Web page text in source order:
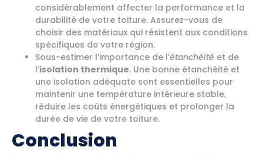
considérablement affecter la performance et la
durabilité de votre toiture. Assurez-vous de
choisir des matériaux qui résistent aux conditions
spécifiques de votre région.
Sous-estimer l’importance de l’étanchéité et de
l’isolation thermique. Une bonne étanchéité et
une isolation adéquate sont essentielles pour
maintenir une température intérieure stable,
réduire les coûts énergétiques et prolonger la
durée de vie de votre toiture.
Conclusion